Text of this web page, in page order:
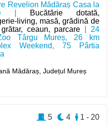
Revelion Mădăraș Casa la
|
Bucătărie dotată,
living, masă, grădină de
ceaun, parcare | 24
Târgu Mureș, 26 km
Weekend, 75 Pârtia
Mădăraș,Județul Mureș
1 - 20
4
5